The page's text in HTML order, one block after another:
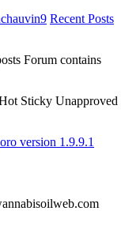
Recent Posts
Forum contains
Sticky Unapproved
version 1.9.9.1